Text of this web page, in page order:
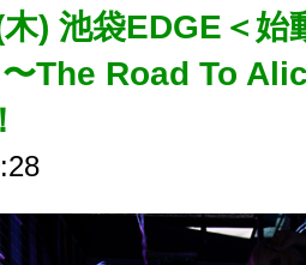
) 池袋EDGE＜始
The Road To